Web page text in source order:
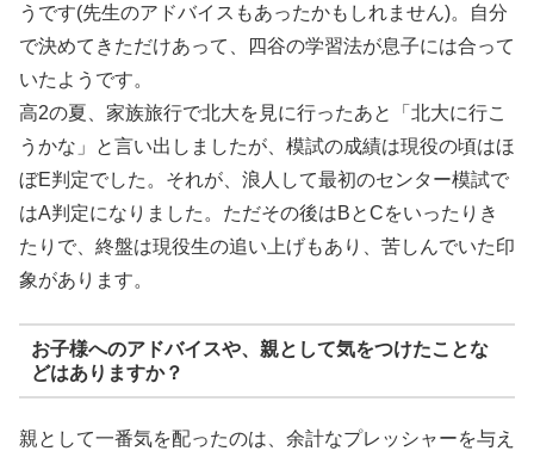
うです(先生のアドバイスもあったかもしれません)。自分
で決めてきただけあって、四谷の学習法が息子には合って
いたようです。
高2の夏、家族旅行で北大を見に行ったあと「北大に行こ
うかな」と言い出しましたが、模試の成績は現役の頃はほ
ぼE判定でした。それが、浪人して最初のセンター模試で
はA判定になりました。ただその後はBとCをいったりき
たりで、終盤は現役生の追い上げもあり、苦しんでいた印
象があります。
お子様へのアドバイスや、親として気をつけたことな
どはありますか？
親として一番気を配ったのは、余計なプレッシャーを与え